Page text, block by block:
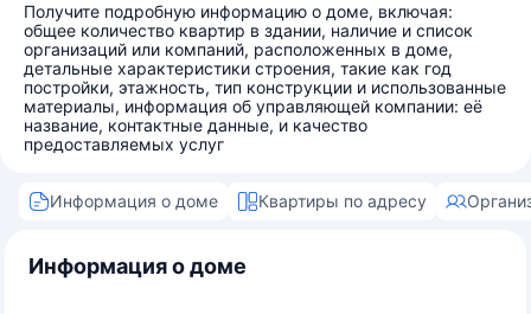
Получите подробную информацию о доме, включая:
общее количество квартир в здании, наличие и список
организаций или компаний, расположенных в доме,
детальные характеристики строения, такие как год
постройки, этажность, тип конструкции и использованные
материалы, информация об управляющей компании: её
название, контактные данные, и качество
предоставляемых услуг
Информация о доме Квартиры по адресу
Информация о доме